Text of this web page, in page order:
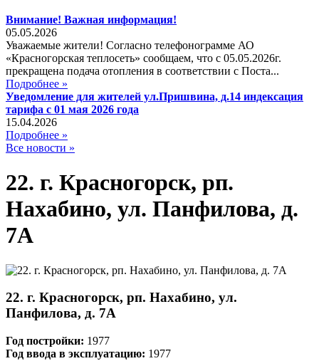
Внимание! Важная информация!
05.05.2026
Уважаемые жители! Согласно телефонограмме АО
«Красногорская теплосеть» сообщаем, что с 05.05.2026г.
прекращена подача отопления в соответствии с Поста...
Подробнее »
Уведомление для жителей ул.Пришвина, д.14 индексация
тарифа с 01 мая 2026 года
15.04.2026
Подробнее »
Все новости »
22. г. Красногорск, рп.
Нахабино, ул. Панфилова, д.
7А
22. г. Красногорск, рп. Нахабино, ул.
Панфилова, д. 7А
Год постройки: 1977
Год ввода в эксплуатацию: 1977